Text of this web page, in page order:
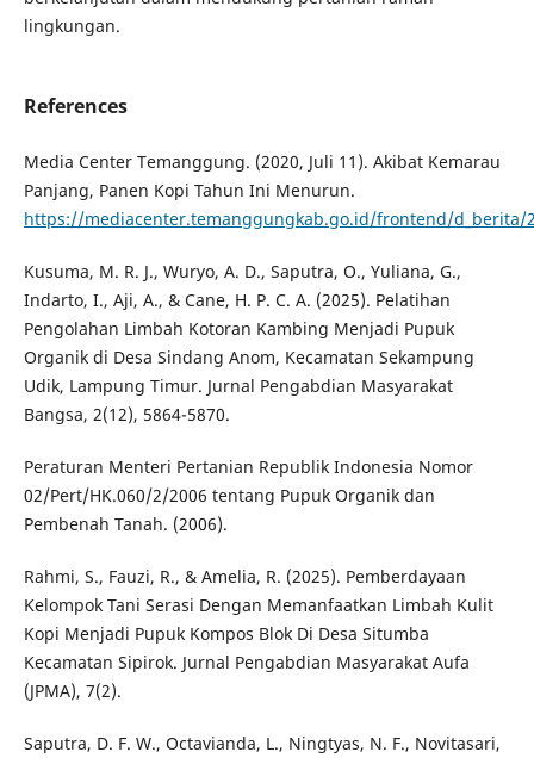
lingkungan.
References
Media Center Temanggung. (2020, Juli 11). Akibat Kemarau
Panjang, Panen Kopi Tahun Ini Menurun.
https://mediacenter.temanggungkab.go.id/frontend/d_berita/
Kusuma, M. R. J., Wuryo, A. D., Saputra, O., Yuliana, G.,
Indarto, I., Aji, A., & Cane, H. P. C. A. (2025). Pelatihan
Pengolahan Limbah Kotoran Kambing Menjadi Pupuk
Organik di Desa Sindang Anom, Kecamatan Sekampung
Udik, Lampung Timur. Jurnal Pengabdian Masyarakat
Bangsa, 2(12), 5864-5870.
Peraturan Menteri Pertanian Republik Indonesia Nomor
02/Pert/HK.060/2/2006 tentang Pupuk Organik dan
Pembenah Tanah. (2006).
Rahmi, S., Fauzi, R., & Amelia, R. (2025). Pemberdayaan
Kelompok Tani Serasi Dengan Memanfaatkan Limbah Kulit
Kopi Menjadi Pupuk Kompos Blok Di Desa Situmba
Kecamatan Sipirok. Jurnal Pengabdian Masyarakat Aufa
(JPMA), 7(2).
Saputra, D. F. W., Octavianda, L., Ningtyas, N. F., Novitasari,